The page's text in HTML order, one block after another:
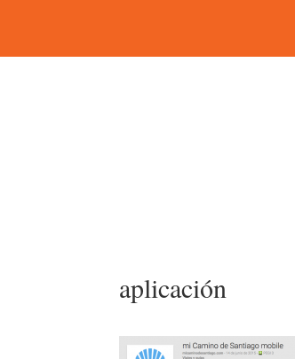
aplicación